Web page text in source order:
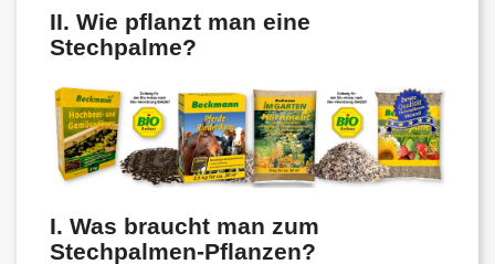
II. Wie pflanzt man eine
Stechpalme?
I. Was braucht man zum
Stechpalmen-Pflanzen?